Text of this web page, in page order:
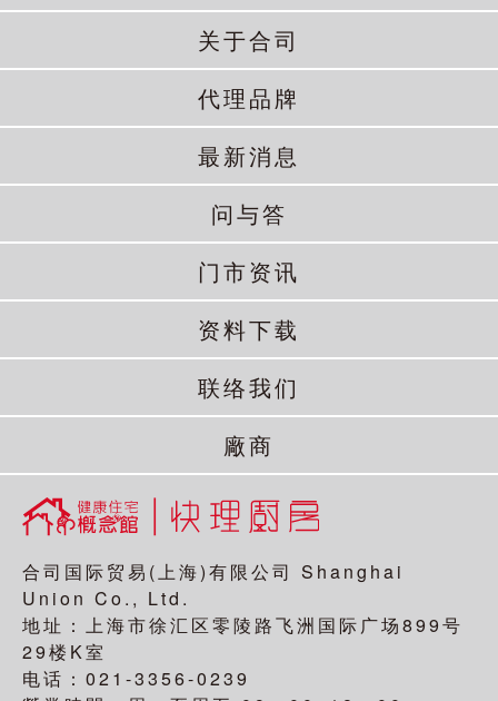
关于合司
代理品牌
最新消息
问与答
门市资讯
资料下载
联络我们
廠商
合司国际贸易(上海)有限公司 Shanghai
Union Co., Ltd.
地址：上海市徐汇区零陵路飞洲国际广场899号
29楼K室
电话：021-3356-0239